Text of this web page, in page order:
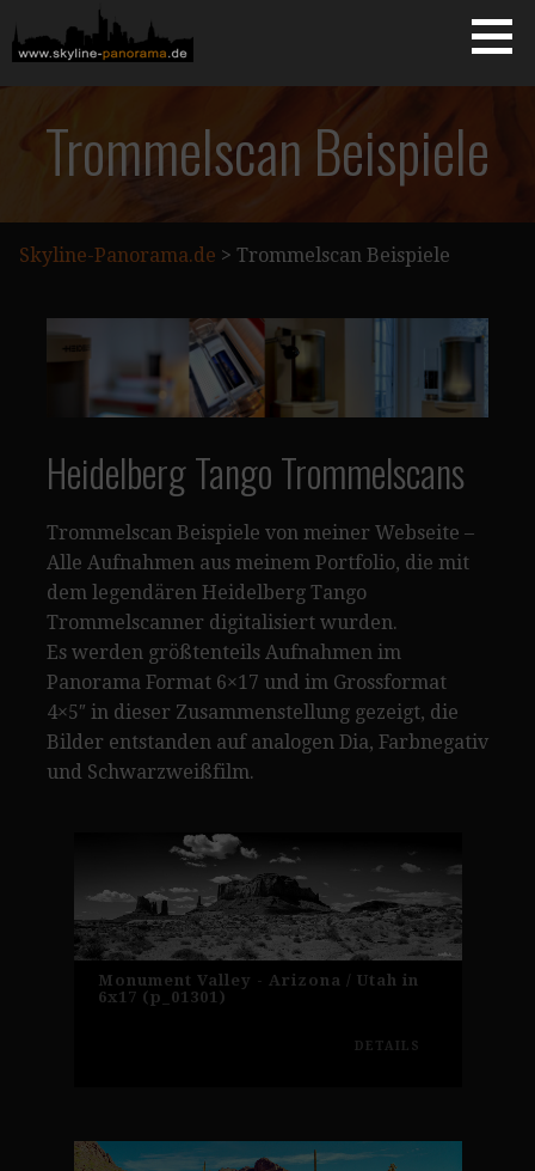
Inhalt
springen
SKYLINE-PANORAMA.DE
Trommelscan Beispiele
Skyline-Panorama.de > Trommelscan Beispiele
Heidelberg Tango Trommelscans
Trommelscan Beispiele von meiner Webseite –
Alle Aufnahmen aus meinem Portfolio, die mit
dem legendären Heidelberg Tango
Trommelscanner digitalisiert wurden.
Es werden größtenteils Aufnahmen im
Panorama Format 6×17 und im Grossformat
4×5″ in dieser Zusammenstellung gezeigt, die
Bilder entstanden auf analogen Dia, Farbnegativ
und Schwarzweißfilm.
Monument Valley - Arizona / Utah in
6x17 (p_01301)
DETAILS